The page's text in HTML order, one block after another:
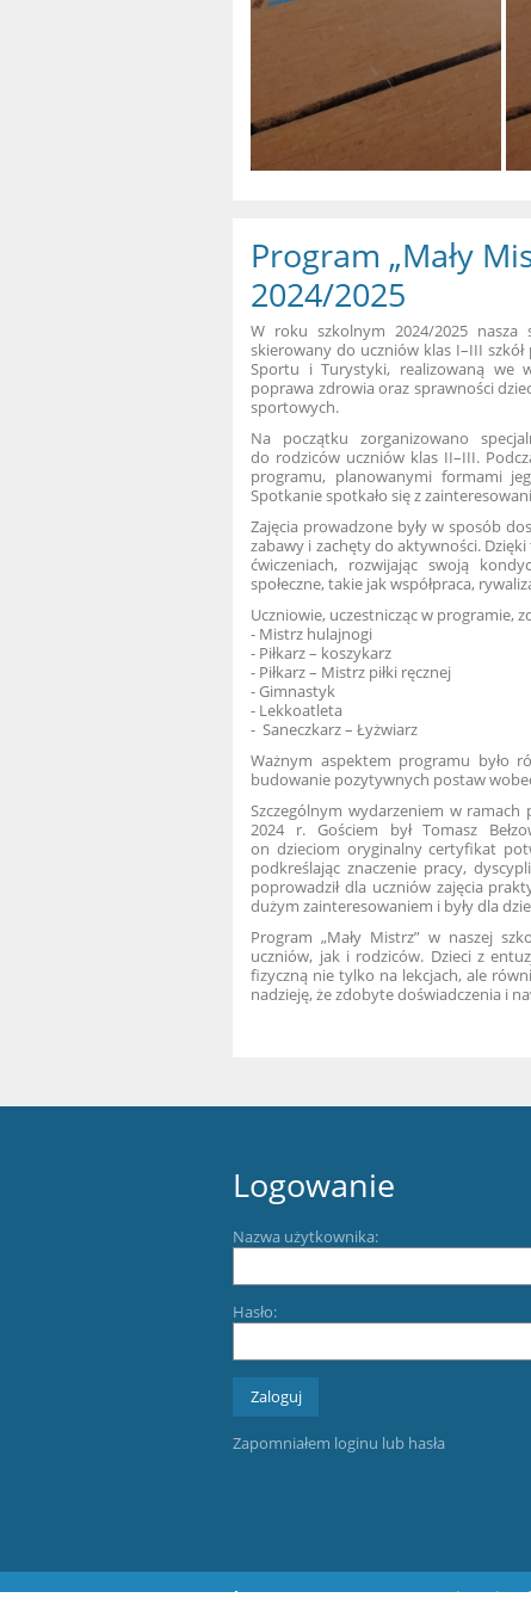
Program „Mały
2024/2025
W roku szkolnym 2024/2025 nasza
skierowany do uczniów klas I–III
Sportu i Turystyki, realizowaną we
poprawa zdrowia oraz sprawności
sportowych.
Na początku zorganizowano
do rodziców uczniów klas II–III.
programu, planowanymi formami
Spotkanie spotkało się z
Zajęcia prowadzone były w sposób
zabawy i zachęty do aktywności.
ćwiczeniach, rozwijając swoją
społeczne, takie jak współpraca,
Uczniowie, uczestnicząc w programie,
- Mistrz hulajnogi
- Piłkarz – koszykarz
- Piłkarz – Mistrz piłki ręcznej
-Gimnastyk
- Lekkoatleta
-Saneczkarz – Łyżwiarz
Ważnym aspektem programu było
budowanie pozytywnych postaw
Szczególnym wydarzeniem w ramach
2024 r. Gościem był Tomasz
on dzieciom oryginalny certyfikat
podkreślając znaczenie pracy,
poprowadził dla uczniów zajęcia
dużym zainteresowaniem i były dla
Program „Mały Mistrz” w naszej
uczniów, jak i rodziców. Dzieci z
fizyczną nie tylko na lekcjach, ale
nadzieję, że zdobyte doświadczenia i
Logowanie
Nazwa użytkownika:
Hasło:
Zapomniałem loginu lub hasła
Wersja dla słabowidzących + -